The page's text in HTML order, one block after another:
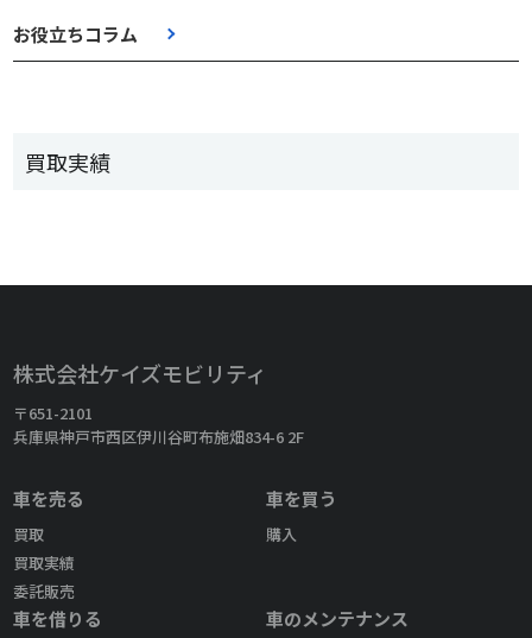
お役立ちコラム
買取実績
株式会社ケイズモビリティ
〒651-2101
兵庫県神戸市西区伊川谷町布施畑834-6 2F
車を売る
買取
買取実績
委託販売
車を買う
購入
車を借りる 車のメンテナンス